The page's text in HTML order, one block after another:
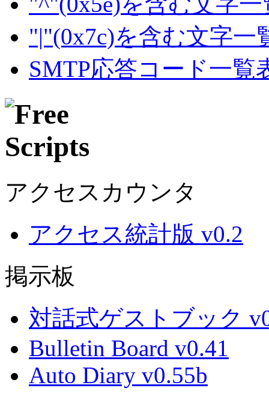
"|"(0x7c)を含む文字一
SMTP応答コード一覧
アクセスカウンタ
アクセス統計版 v0.2
掲示板
対話式ゲストブック
Bulletin Board v0.41
Auto Diary v0.55b